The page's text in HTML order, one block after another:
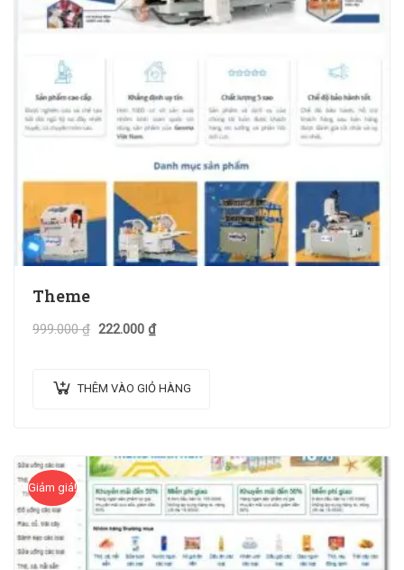
Theme
999.000₫ 222.000 ₫
THÊM VÀO GIỎ HÀNG
Giảm giá!